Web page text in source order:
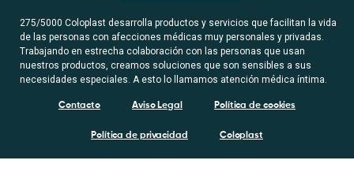
275/5000 Coloplast desarrolla productos y servicios que facilitan la vida
de las personas con afecciones médicas muy personales y privadas.
Trabajando en estrecha colaboración con las personas que usan
nuestros productos, creamos soluciones que son sensibles a sus
necesidades especiales. A esto lo llamamos atención médica íntima.
Contacto Aviso Legal Política de cookies
Política de privacidad Coloplast